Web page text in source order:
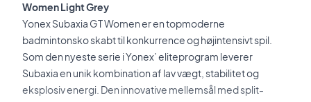
Women Light Grey
Yonex Subaxia GT Women er en topmoderne
badmintonsko skabt til konkurrence og højintensivt spil.
Som den nyeste serie i Yonex’ eliteprogram leverer
Subaxia en unik kombination af lav vægt, stabilitet og
eksplosiv energi. Den innovative mellemsål med split-